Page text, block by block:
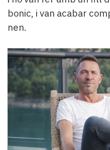
bonic, i van acabar
nen.